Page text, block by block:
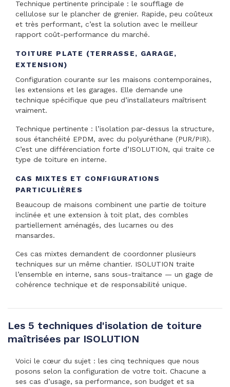
Technique pertinente principale : le soufflage de
cellulose sur le plancher de grenier. Rapide, peu coûteux
et très performant, c’est la solution avec le meilleur
rapport coût-performance du marché.
TOITURE PLATE (TERRASSE, GARAGE,
EXTENSION)
Configuration courante sur les maisons contemporaines,
les extensions et les garages. Elle demande une
technique spécifique que peu d’installateurs maîtrisent
vraiment.
Technique pertinente : l’isolation par-dessus la structure,
sous étanchéité EPDM, avec du polyuréthane (PUR/PIR).
C’est une différenciation forte d’ISOLUTION, qui traite ce
type de toiture en interne.
CAS MIXTES ET CONFIGURATIONS
PARTICULIÈRES
Beaucoup de maisons combinent une partie de toiture
inclinée et une extension à toit plat, des combles
partiellement aménagés, des lucarnes ou des
mansardes.
Ces cas mixtes demandent de coordonner plusieurs
techniques sur un même chantier. ISOLUTION traite
l’ensemble en interne, sans sous-traitance — un gage de
cohérence technique et de responsabilité unique.
Les 5 techniques d'isolation de toiture
maîtrisées par ISOLUTION
Voici le cœur du sujet : les cinq techniques que nous
posons selon la configuration de votre toit. Chacune a
ses cas d’usage, sa performance, son budget et sa